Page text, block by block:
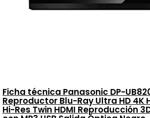
Ficha técnica Panasonic DP-
Reproductor Blu-Ray Ultra HD 4K
Hi-Res Twin HDMI Reproducción